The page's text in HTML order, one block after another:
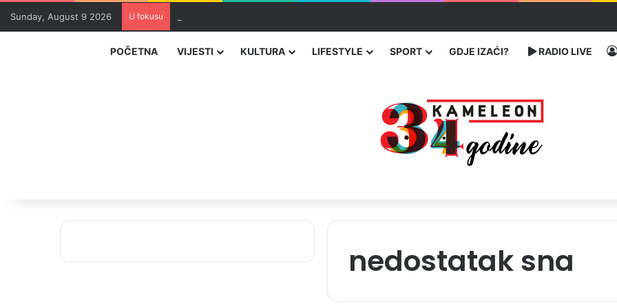
Sunday, August 9 2026 U fokusu
POČETNA VIJESTI KULTURA LIFESTYLE SPORT GDJE IZAĆI? RADIO LIVE
nedostatak sna